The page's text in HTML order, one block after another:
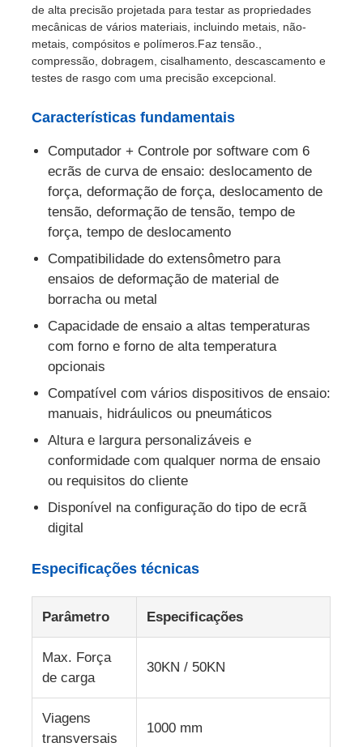
Fábrica
Fale Conosco
Pedir um orçamento
Equipamento de testes do laboratório
Câmara de Teste Ambiental
Máquina de teste universal
Máquina de teste de impacto
Máquina de testes da abrasão
equipamento de teste de borracha
Equipamento de teste de calçados
Equipamento de ensaio de materiais de construção
Equipamento de ensaio de embalagens
Equipamento de ensaio de adesivos
de alta precisão projetada para testar as propriedades
mecânicas de vários materiais, incluindo metais, não-
metais, compósitos e polímeros.Faz tensão.,
compressão, dobragem, cisalhamento, descascamento e
testes de rasgo com uma precisão excepcional.
Características fundamentais
Computador + Controle por software com 6
ecrãs de curva de ensaio: deslocamento de
força, deformação de força, deslocamento de
tensão, deformação de tensão, tempo de
força, tempo de deslocamento
Compatibilidade do extensômetro para
ensaios de deformação de material de
borracha ou metal
Capacidade de ensaio a altas temperaturas
com forno e forno de alta temperatura
opcionais
Compatível com vários dispositivos de ensaio:
manuais, hidráulicos ou pneumáticos
Altura e largura personalizáveis e
conformidade com qualquer norma de ensaio
ou requisitos do cliente
Disponível na configuração do tipo de ecrã
digital
Especificações técnicas
Parâmetro Especificações
Max. Força
de carga
30KN / 50KN
Viagens
transversais
1000 mm